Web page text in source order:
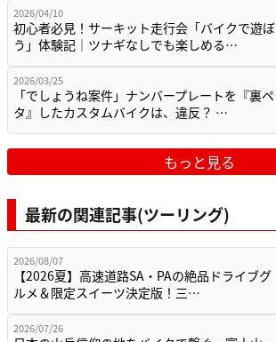
2026/04/10
初心者必見！サーキット走行会「バイクで遊ぼ
う」体験記｜ツナギなしでも楽しめる…
2026/03/25
「でしょうね案件」ナンバープレートを『裏ペ
タ』したカスタムバイクは、違反？ …
もっと見る
最新の関連記事(ツーリング)
2026/08/07
【2026夏】高速道路SA・PAの絶品ドライブグ
ルメ＆限定スイーツ決定版！三…
2026/07/26